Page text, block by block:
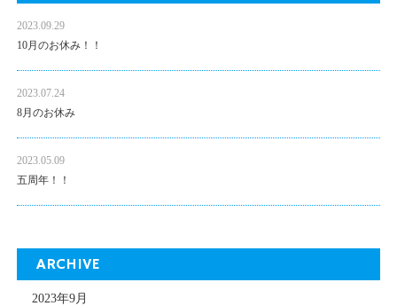
2023.09.29
10月のお休み！！
2023.07.24
8月のお休み
2023.05.09
五周年！！
ARCHIVE
2023年9月